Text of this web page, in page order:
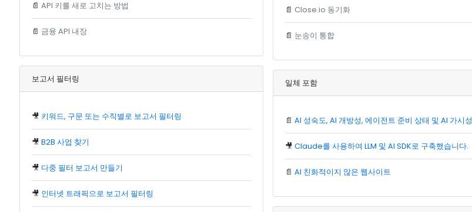
📄 API 키를 새로 고치는 방법
📄 금융 API 내장
보고서 필터링
🎥 키워드, 구문 또는 수직별로 보고서 필터링
🎥 B2B 사업 찾기
🎥 다중 필터 보고서 만들기
🎥 인터넷 트래픽으로 보고서 필터링
📄 Close.io 동기화
📄 눈송이 통합
일체 포함
📄AI 성숙도, AI 개방성, 에이전트 준비 상태 및 AI 가시성
🎥Claude를 사용하여 LLM 및 AI SDK로 구축했습니다.
📄AI 친화적이지 않은 웹사이트